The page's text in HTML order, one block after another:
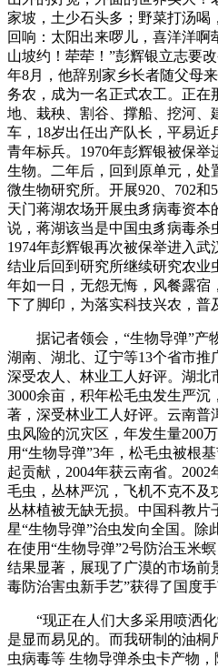
家坡，土少石头多；野菜打汤喝
回响：太阳出来啰儿，喜洋洋啊
山坡约！荦荦！”彭辉银立志要
年8月，他辞别家乡长者随父母
务农，成为一名正式农工。正在
地、栽秧、割谷、撑船、挖河、
车，18岁出任出产队长，平易近
青年标兵。1970年彭辉银被保
生物。二年后，回到原单元，处
微生物研究所。开展920、702和
天门蒋湖农场开展虫豸病毒资本
说，蒋湖该当是中国虫豸病毒杀
1974年彭辉银再次被保举进入武
结业后回到研究所继续研究农业
年如一日，无怨无悔，风餐露宿
下了脚印，为落实科技兴农，普
据记者领会，“生物导弹”产物
湖南、湖北、辽宁等13个省市推
深受农人、林业工人好评。湖北
3000余亩，积年松毛虫发生严沉
著，深受林业工人好评。云南普
虫风险的沉灾区，年发生量200
用“生物导弹”3年，松毛虫被根
起贡献，2004年获云南省。
毛虫，丛林严沉，飞机不克不及
丛林植被无缺无损。中国科教片
星“生物导弹”治虫发向全国。除
在使用“生物导弹”2号防治玉米
结果显著，展现了广漠的市场前
毒防治害虫新手艺”获得了国度手
“现正在人们大多采用喷洒化
是显而易见的。而我研制的油
虫病毒等 生物导弹杀虫卡产物